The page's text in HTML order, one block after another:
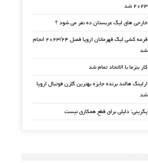
۲۰۲۳ شد
خارجی های لیگ عربستان ده نفر می شود ؟
قرعه کشی لیگ قهرمانان اروپا فصل ۲۰۲۳/۲۴ انجام
شد
کار بنزما با الاتحاد تمام شد
ارلینگ هالند برنده جایزه بهترین گلزن فوتبال اروپا
شد
پگرینی: دلیلی برای قطع همکاری نیست